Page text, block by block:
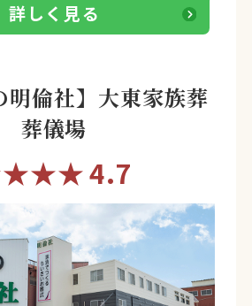
詳しく見る
明倫社】大東家族葬
葬儀場
4.7